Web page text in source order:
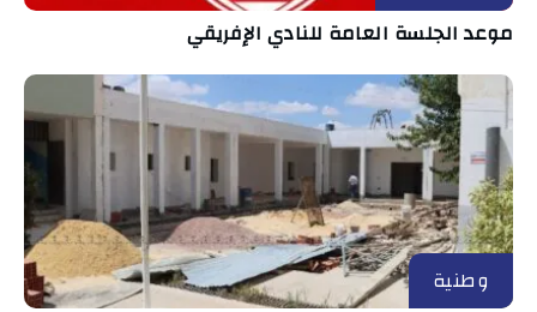
موعد الجلسة العامة للنادي الإفريقي
وطنية